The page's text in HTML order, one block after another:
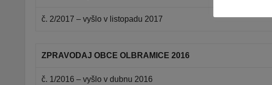
č. 2/2017 – vyšlo v listopadu 2017
ZPRAVODAJ OBCE OLBRAMICE 2016
č. 1/2016 – vyšlo v dubnu 2016